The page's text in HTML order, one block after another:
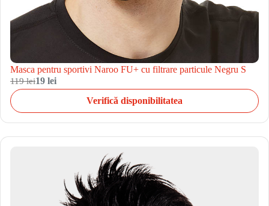
Masca pentru sportivi Naroo FU+ cu filtrare particule Negru S
119 lei19 lei
Verifică disponibilitatea